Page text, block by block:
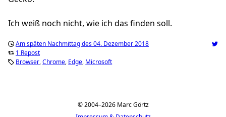
Ich weiß noch nicht, wie ich das finden soll.
Am späten Nachmittag des 04. Dezember 2018
1 Repost
Browser Chrome Edge Microsoft
© 2004–2026 Marc Görtz